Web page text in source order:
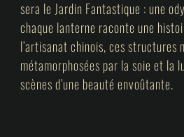
sera le Jardin Fantastique : une
chaque lanterne raconte une
l’artisanat chinois, ces structures
métamorphosées par la soie et la
scènes d’une beauté envoûtante.